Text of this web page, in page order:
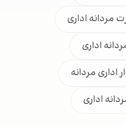
اداری
اداری
مردانه
اداری